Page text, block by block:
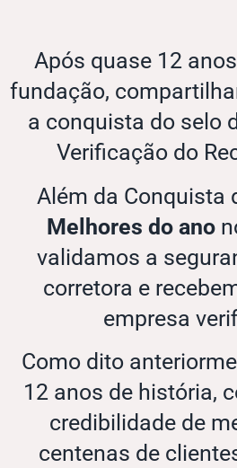
Após quase 12
fundação,
a conquista do selo
Verificação do
Além da Conquista
Melhores do ano
validamos a
corretora e
empresa
Como dito
12 anos de história,
credibilidade de
centenas de